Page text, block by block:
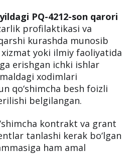
PQ-4212-son qarori
profilaktikasi va
kurashda munosib
xizmat yoki ilmiy faoliyatida
erishgan ichki ishlar
xodimlari
qo‘shimcha besh foizli
belgilangan.
kontrakt va grant
tanlashi kerak bo‘lgan
ham amal